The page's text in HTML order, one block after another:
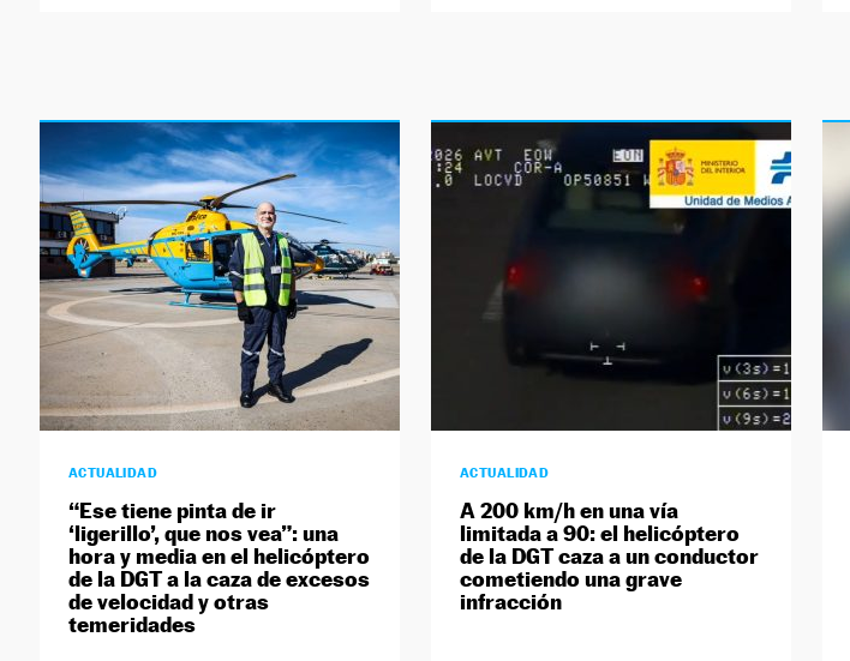
ACTUALIDAD
“Ese tiene pinta de ir
‘ligerillo’, que nos vea”: una
hora y media en el helicóptero
de la DGT a la caza de excesos
de velocidad y otras
temeridades
ACTUALIDAD
A 200 km/h en una vía
limitada a 90: el helicóptero
de la DGT caza a un conductor
cometiendo una grave
infracción